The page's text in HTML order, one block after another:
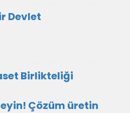
Devlet
Birlikteliği
Çözüm üretin